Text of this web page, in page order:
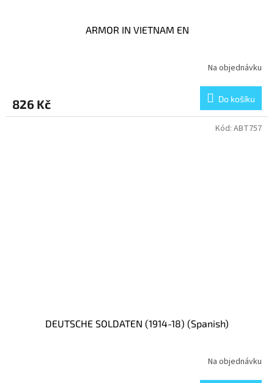
ARMOR IN VIETNAM EN
Na objednávku
826 Kč Do košíku
DEUTSCHE SOLDATEN (1914-18) (Spanish)
Na objednávku
Kód: ABT757